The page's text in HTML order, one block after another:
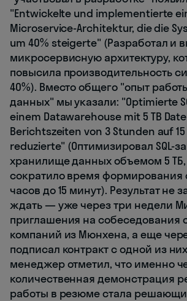
"Entwickelte und implementierte
Microservice-Architektur, die die
um 40% steigerte" (Разработал и
микросервисную архитектуру,
повысила производительность
40%). Вместо общего "опыт
данных" мы указали: "Optimierte
einem Datawarehouse mit 5 TB
Berichtszeiten von 3 Stunden auf
reduzierte" (Оптимизировал SQL-
хранилище данных объемом 5 ТБ,
сократило время формирования
часов до 15 минут). Результат не
ждать — уже через три недели
приглашения на собеседования
компаний из Мюнхена, а еще
подписал контракт с одной из
менеджер отметил, что именно
количественная демонстрация
работы в резюме стала